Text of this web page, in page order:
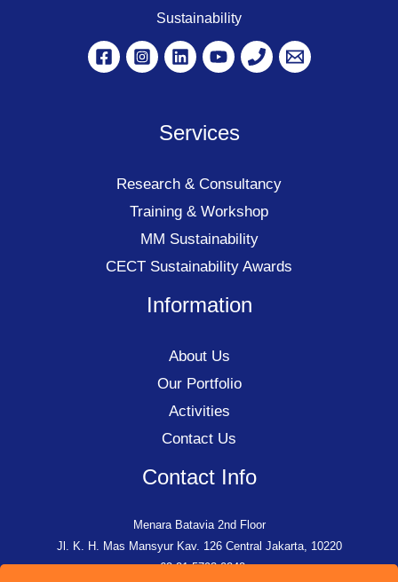
Sustainability
Services
Research & Consultancy
Training & Workshop
MM Sustainability
CECT Sustainability Awards
Information
About Us
Our Portfolio
Activities
Contact Us
Contact Info
Menara Batavia 2nd Floor
Jl. K. H. Mas Mansyur Kav. 126 Central Jakarta, 10220
+62-21-5793-0242